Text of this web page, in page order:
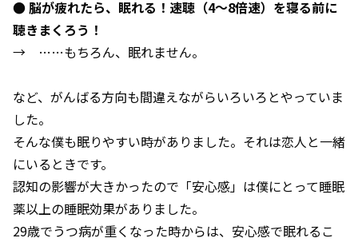
● 脳が疲れたら、眠れる！速聴（4～8倍速）を寝る前に
聴きまくろう！
→ ……もちろん、眠れません。
など、がんばる方向も間違えながらいろいろとやっていま
した。
そんな僕も眠りやすい時がありました。それは恋人と一緒
にいるときです。
認知の影響が大きかったので「安心感」は僕にとって睡眠
薬以上の睡眠効果がありました。
29歳でうつ病が重くなった時からは、安心感で眠れるこ